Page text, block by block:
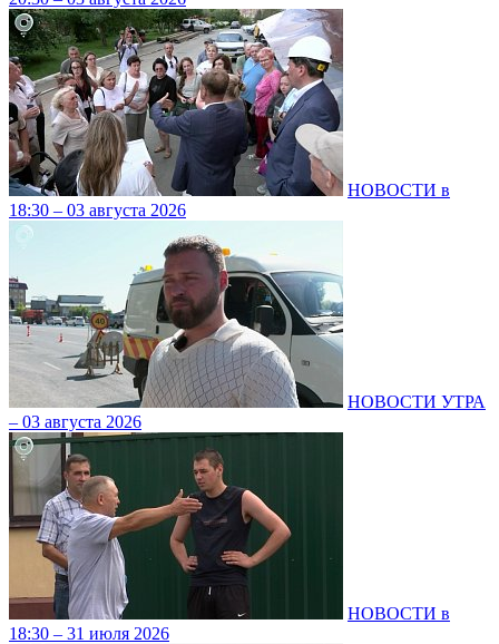
НОВОСТИ в
18:30 – 03 августа 2026
НОВОСТИ УТРА
– 03 августа 2026
НОВОСТИ в
18:30 – 31 июля 2026